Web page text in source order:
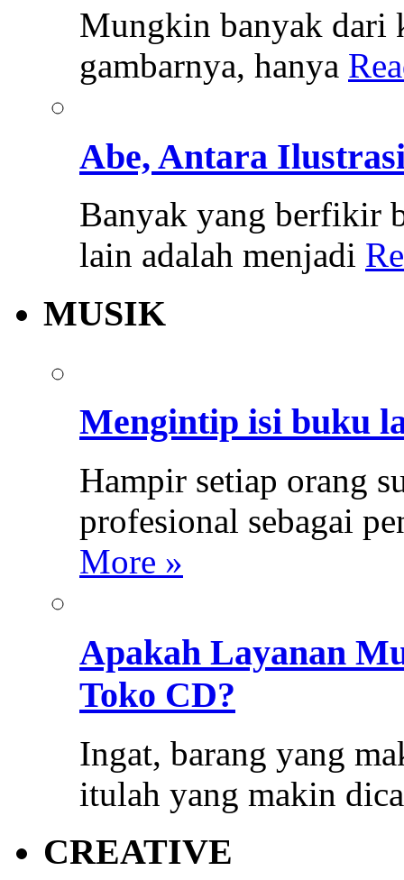
Mungkin banyak dari
gambarnya, hanya
Abe, Antara
Banyak yang berfikir
lain adalah menjadi
MUSIK
Mengintip isi buku
Hampir setiap orang
profesional sebagai
More »
Apakah Layanan
Toko CD?
Ingat, barang yang
itulah yang makin
CREATIVE